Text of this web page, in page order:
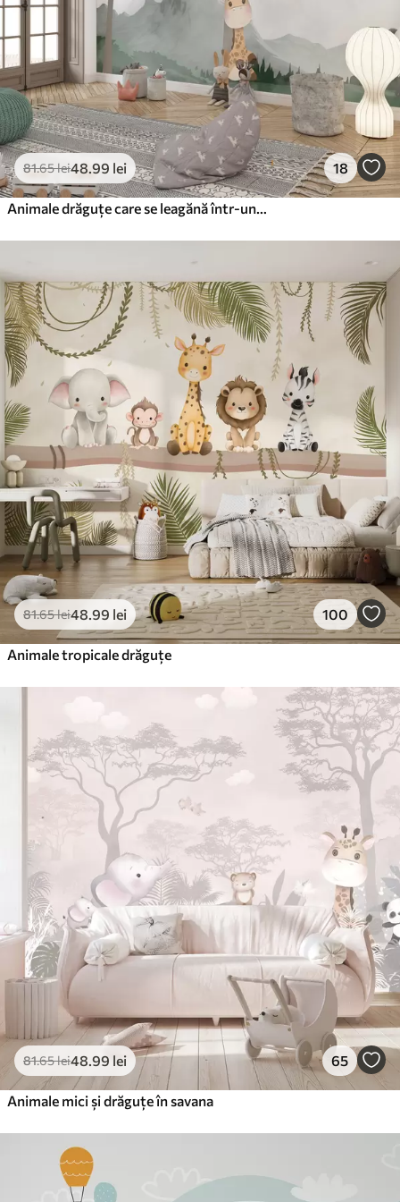
Vinil Premium
.00 lei /m²
Peel and Stick
300.00180.00lei/m²
81.65lei48.99 lei 18
81.65lei48 .99 lei 100
Animale tropicale drăguțe
81.65lei48 .99 lei 65
Animale mici și drăguțe în savana